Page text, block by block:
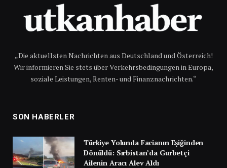
„Die aktuellsten Nachrichten aus Deutschland und Österreich!
Wir informieren Sie stets über Verkehrsbedingungen in Europa,
soziale Leistungen, Renten- und Finanznachrichten.“
SON HABERLER
Türkiye Yolunda Facianın Eşiğinden
Dönüldü: Sırbistan’da Gurbetçi
Ailenin Aracı Alev Aldı